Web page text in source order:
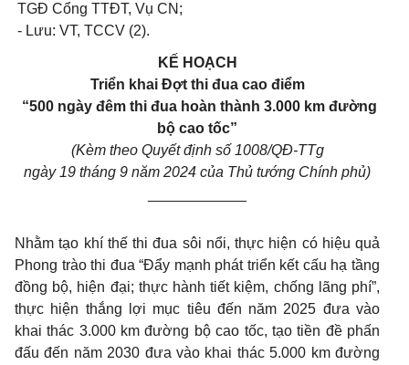
TGĐ Cổng TTĐT, Vụ CN;
- Lưu: VT, TCCV (2).
KẾ HOẠCH
Triển khai Đợt thi đua cao điểm
“500 ngày đêm thi đua hoàn thành 3.000 km đường
bộ cao tốc”
(Kèm theo Quyết định số 1008/QĐ-TTg
ngày 19 tháng 9 năm 2024 của Thủ tướng Chính phủ)
Nhằm tạo khí thế thi đua sôi nổi, thực hiện có hiệu quả
Phong trào thi đua “Đẩy mạnh phát triển kết cấu hạ tầng
đồng bộ, hiện đại; thực hành tiết kiệm, chống lãng phí”,
thực hiện thắng lợi mục tiêu đến năm 2025 đưa vào
khai thác 3.000 km đường bộ cao tốc, tạo tiền đề phấn
đấu đến năm 2030 đưa vào khai thác 5.000 km đường